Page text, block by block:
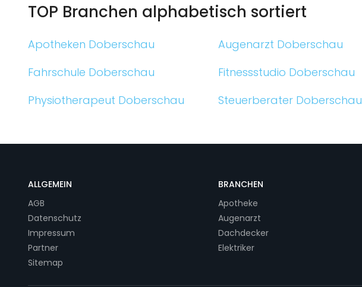
TOP Branchen alphabetisch sortiert
Apotheken Doberschau Augenarzt Doberschau
Fahrschule Doberschau
Fitnessstudio Doberschau
Physiotherapeut Doberschau
Steuerberater Doberschau
ALLGEMEIN
AGB
Datenschutz
Impressum
Partner
Sitemap
BRANCHEN
Apotheke
Augenarzt
Dachdecker
Elektriker